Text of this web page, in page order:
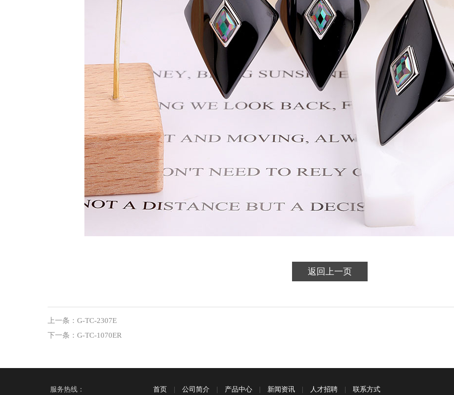
返回上一页
上一条： G-TC-2307E
下一条： G-TC-1070ER
服务热线： 首页 公司简介 产品中心 新闻资讯 人才招聘 联系方式